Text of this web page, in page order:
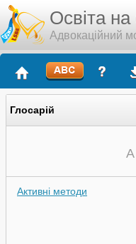
Освіта
Адвокаційний
Глосарій
А
Активні методи